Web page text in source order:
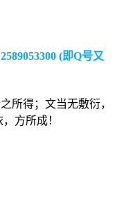
(即Q号又
所得；文当无敷衍，
方所成！